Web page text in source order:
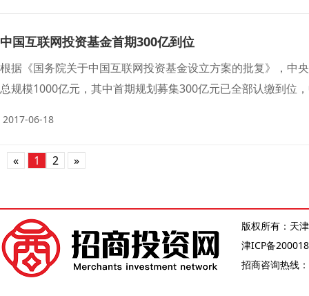
中国互联网投资基金首期300亿到位
根据《国务院关于中国互联网投资基金设立方案的批复》，中
总规模1000亿元，其中首期规划募集300亿元已全部认缴到位
2017-06-18
« 1 2 »
版权所有：天
津ICP备
招商咨询热线：